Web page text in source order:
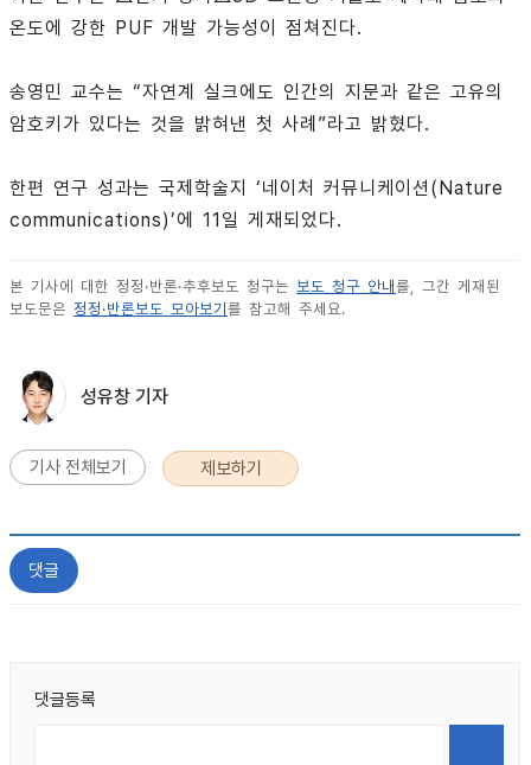
온도에 강한 PUF 개발 가능성이 점쳐진다.
송영민 교수는 “자연계 실크에도 인간의 지문과 같은 고유의
암호키가 있다는 것을 밝혀낸 첫 사례”라고 밝혔다.
한편 연구 성과는 국제학술지 ‘네이처 커뮤니케이션(Nature
communications)’에 11일 게재되었다.
본 기사에 대한 정정·반론·추후보도 청구는 보도 청구 안내 를, 그간 게재된
보도문은 정정·반론보도 모아보기 를 참고해 주세요.
성유창 기자
기사 전체보기 제보하기
댓글
댓글등록